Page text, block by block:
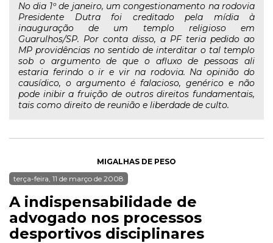
No dia 1º de janeiro, um congestionamento na rodovia
Presidente Dutra foi creditado pela mídia à
inauguração de um templo religioso em
Guarulhos/SP. Por conta disso, a PF teria pedido ao
MP providências no sentido de interditar o tal templo
sob o argumento de que o afluxo de pessoas ali
estaria ferindo o ir e vir na rodovia. Na opinião do
causídico, o argumento é falacioso, genérico e não
pode inibir a fruição de outros direitos fundamentais,
tais como direito de reunião e liberdade de culto.
MIGALHAS DE PESO
terça-feira, 11 de março de 2008
A indispensabilidade de
advogado nos processos
desportivos disciplinares